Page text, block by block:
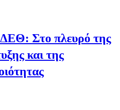
Στο πλευρό της
και της